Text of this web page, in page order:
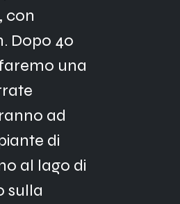
con
Dopo 40
una
ad
di
al lago di
sulla